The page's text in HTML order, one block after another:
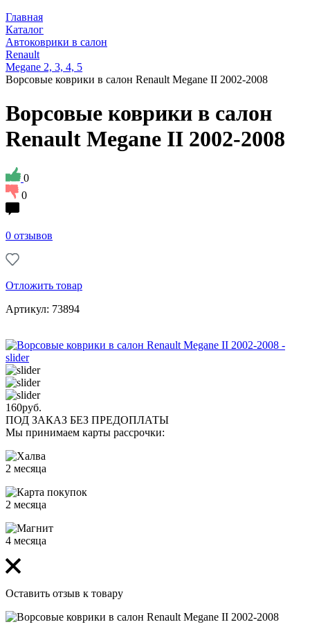
Главная
Каталог
Автоковрики в салон
Renault
Megane 2, 3, 4, 5
Ворсовые коврики в салон Renault Megane II 2002-2008
Ворсовые коврики в салон
Renault Megane II 2002-2008
0
0
0 отзывов
Отложить товар
Артикул: 73894
160руб.
ПОД ЗАКАЗ БЕЗ ПРЕДОПЛАТЫ
Мы принимаем карты рассрочки:
2 месяца
2 месяца
4 месяца
Оставить отзыв к товару